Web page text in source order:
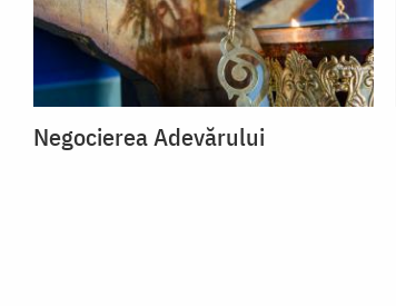
Negocierea Adevărului